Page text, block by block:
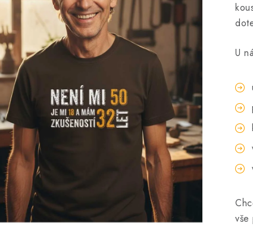
U
vše